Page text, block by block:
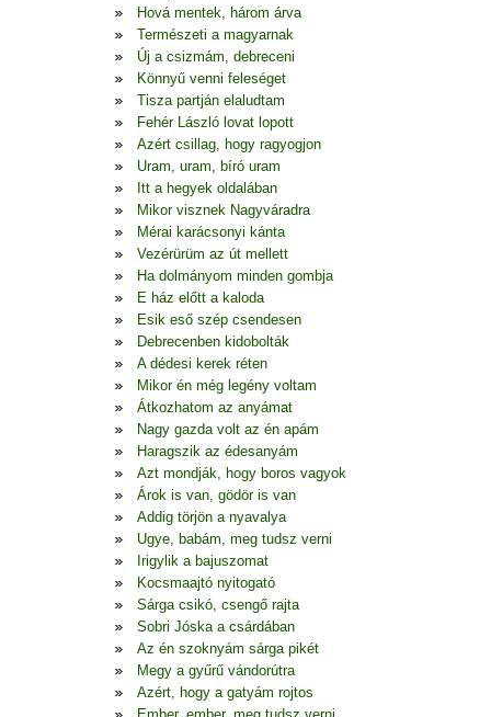
Hová mentek, három árva
Természeti a magyarnak
Új a csizmám, debreceni
Könnyű venni feleséget
Tisza partján elaludtam
Fehér László lovat lopott
Azért csillag, hogy ragyogjon
Uram, uram, bíró uram
Itt a hegyek oldalában
Mikor visznek Nagyváradra
Mérai karácsonyi kánta
Vezérürüm az út mellett
Ha dolmányom minden gombja
E ház előtt a kaloda
Esik eső szép csendesen
Debrecenben kidobolták
A dédesi kerek réten
Mikor én még legény voltam
Átkozhatom az anyámat
Nagy gazda volt az én apám
Haragszik az édesanyám
Azt mondják, hogy boros vagyok
Árok is van, gödör is van
Addig törjön a nyavalya
Ugye, babám, meg tudsz verni
Irigylik a bajuszomat
Kocsmaajtó nyitogató
Sárga csikó, csengő rajta
Sobri Jóska a csárdában
Az én szoknyám sárga pikét
Megy a gyűrű vándorútra
Azért, hogy a gatyám rojtos